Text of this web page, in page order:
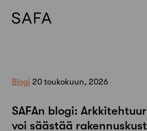
Blogi 20 toukokuun, 2026
SAFAn blogi:
voi säästää